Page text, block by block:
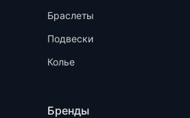
Браслеты
Подвески
Колье
Бренды